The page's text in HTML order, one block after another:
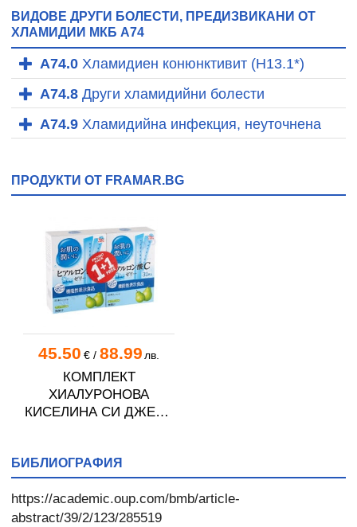
ВИДОВЕ ДРУГИ БОЛЕСТИ, ПРЕДИЗВИКАНИ ОТ
ХЛАМИДИИ МКБ A74
A74.0 Хламидиен конюнктивит (Н13.1*)
A74.8 Други хламидийни болести
A74.9 Хламидийна инфекция, неуточнена
ПРОДУКТИ ОТ FRAMAR.BG
45.50 €/ 88.99 лв.
КОМПЛЕКТ
ХИАЛУРОНОВА
КИСЕЛИНА СИ ДЖЕЛИ
БИБЛИОГРАФИЯ
https://academic.oup.com/bmb/article-
abstract/39/2/123/285519